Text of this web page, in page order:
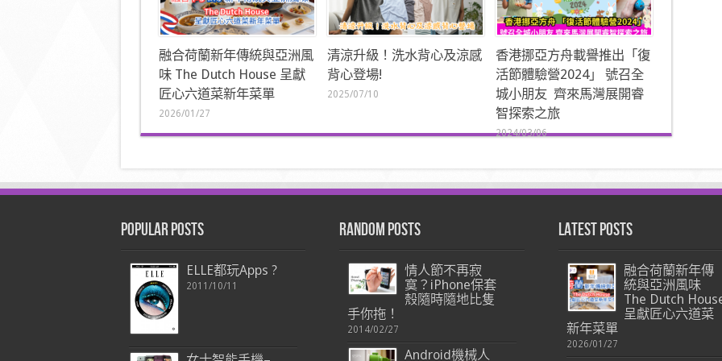
融合荷蘭新年傳統與亞洲風
味 The Dutch House 呈獻
匠心六道菜新年菜單
2026/01/27
清涼升級！洗水背心及涼感
背心登場!
2025/07/10
香港挪亞方舟載譽推出「復
活節體驗營2024」 號召全
城小朋友 齊來馬灣展開睿
智探索之旅
2024/03/06
Popular Posts
ELLE都玩Apps ?
2011/10/11
Random Posts
情人節不再寂
寞？iPhone保套
殼隨時隨地比隻
手你拖！
2014/02/27
Android機械人
Latest Posts
融合荷蘭新年傳
統與亞洲風味
The Dutch
呈獻匠心六道菜
新年菜單
2026/01/27